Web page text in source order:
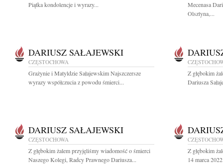
Piątka kondolencje i wyrazy...
Mecenasa
Olsztyna,...
DARIUSZ SAŁAJEWSKI
CZĘSTOCHOWA
Grażynie i Matyldzie Sałajewskim Najszczersze
wyrazy współczucia z powodu śmierci...
Z głębokim
Dariusza
DARIUSZ SAŁAJEWSKI
CZĘSTOCHOWA
Z głębokim żalem przyjęliśmy wiadomość o śmierci
Naszego Kolegi, Radcy Prawnego Dariusza...
Z głębokim
14 marca